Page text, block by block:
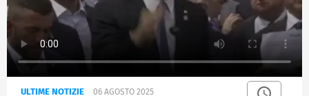
ULTIME NOTIZIE 06 AGOSTO 2025